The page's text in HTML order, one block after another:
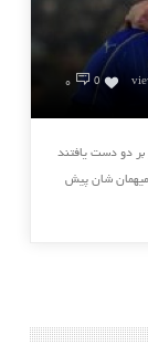
0 ۰
بر دو دست یافتند
کونته تا دقایق پایانی دیدار با نتیجه ۲-۱ از میهمان شان پیش